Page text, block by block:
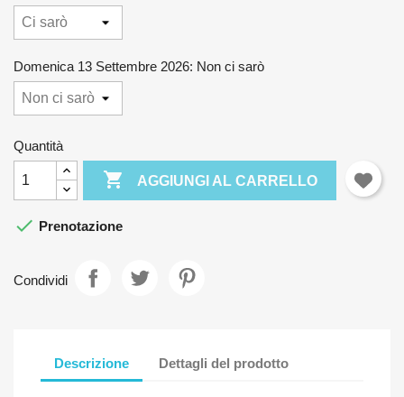
Domenica 13 Settembre 2026: Non ci sarò
Quantità
 AGGIUNGI AL CARRELLO
 Prenotazione
Condividi
Descrizione Dettagli del prodotto